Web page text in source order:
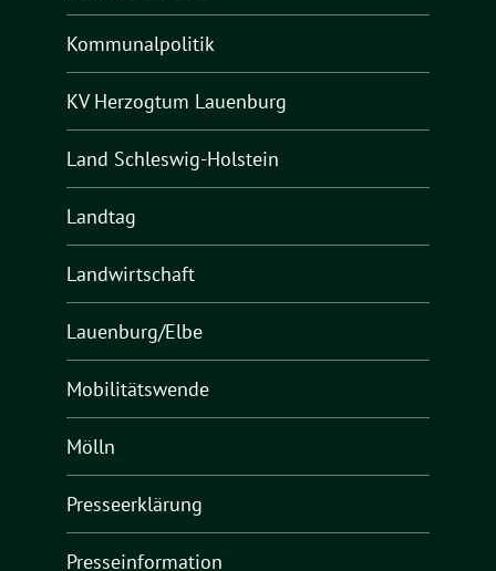
Kommunalpolitik
KV Herzogtum Lauenburg
Land Schleswig-Holstein
Landtag
Landwirtschaft
Lauenburg/Elbe
Mobilitätswende
Mölln
Presseerklärung
Presseinformation